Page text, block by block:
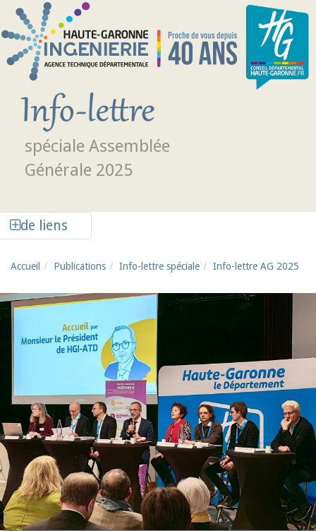
Aller au contenu principal
spéciale Assemblée
Générale 2025
de liens
Accueil Publications Info-lettre spéciale Info-lettre AG 2025